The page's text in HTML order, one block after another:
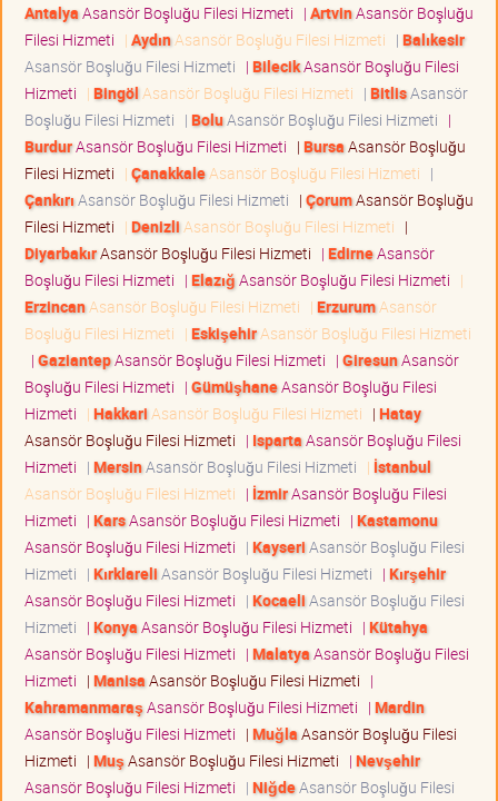
AntalyaAsansör Boşluğu Filesi Hizmeti | ArtvinAsansör Boşluğu
Filesi Hizmeti | AydınAsansör Boşluğu Filesi Hizmeti | Balıkesir
Asansör Boşluğu Filesi Hizmeti | BilecikAsansör Boşluğu Filesi
Hizmeti | Bingöl Asansör Boşluğu Filesi Hizmeti | BitlisAsansör
Boşluğu Filesi Hizmeti | BoluAsansör Boşluğu Filesi Hizmeti |
BurdurAsansör Boşluğu Filesi Hizmeti | BursaAsansör Boşluğu
Filesi Hizmeti | ÇanakkaleAsansör Boşluğu Filesi Hizmeti |
ÇankırıAsansör Boşluğu Filesi Hizmeti | ÇorumAsansör Boşluğu
Filesi Hizmeti | Denizli Asansör Boşluğu Filesi Hizmeti |
DiyarbakırAsansör Boşluğu Filesi Hizmeti | EdirneAsansör
Boşluğu Filesi Hizmeti | ElazığAsansör Boşluğu Filesi Hizmeti |
ErzincanAsansör Boşluğu Filesi Hizmeti | ErzurumAsansör
Boşluğu Filesi Hizmeti | EskişehirAsansör Boşluğu Filesi Hizmeti
| GaziantepAsansör Boşluğu Filesi Hizmeti | GiresunAsansör
Boşluğu Filesi Hizmeti | GümüşhaneAsansör Boşluğu Filesi
Hizmeti | Hakkari Asansör Boşluğu Filesi Hizmeti | Hatay
Asansör Boşluğu Filesi Hizmeti | IspartaAsansör Boşluğu Filesi
Hizmeti | MersinAsansör Boşluğu Filesi Hizmeti | İstanbul
Asansör Boşluğu Filesi Hizmeti | İzmirAsansör Boşluğu Filesi
Hizmeti | KarsAsansör Boşluğu Filesi Hizmeti | Kastamonu
Asansör Boşluğu Filesi Hizmeti | KayseriAsansör Boşluğu Filesi
Hizmeti | KırklareliAsansör Boşluğu Filesi Hizmeti | Kırşehir
Asansör Boşluğu Filesi Hizmeti | KocaeliAsansör Boşluğu Filesi
Hizmeti | KonyaAsansör Boşluğu Filesi Hizmeti | Kütahya
Asansör Boşluğu Filesi Hizmeti | MalatyaAsansör Boşluğu Filesi
Hizmeti | ManisaAsansör Boşluğu Filesi Hizmeti |
KahramanmaraşAsansör Boşluğu Filesi Hizmeti | Mardin
Asansör Boşluğu Filesi Hizmeti | MuğlaAsansör Boşluğu Filesi
Hizmeti | MuşAsansör Boşluğu Filesi Hizmeti | Nevşehir
Asansör Boşluğu Filesi Hizmeti | NiğdeAsansör Boşluğu Filesi